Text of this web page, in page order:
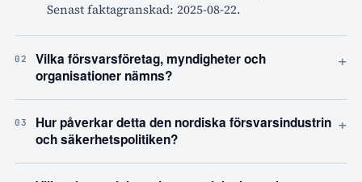
Senast faktagranskad: 2025-08-22.
02
Vilka försvarsföretag, myndigheter och
organisationer nämns?
+
03
Hur påverkar detta den nordiska försvarsindustrin
och säkerhetspolitiken?
+